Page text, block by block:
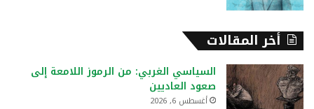
أخر المقالات
السياسي الغربي: من الرموز اللامعة إلى
صعود العاديين
أغسطس 6, 2026